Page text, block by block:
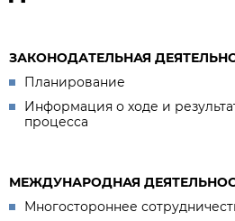
ЗАКОНОДАТЕЛЬНАЯ
Планирование
Информация о ходе и
процесса
МЕЖДУНАРОДНАЯ
Многостороннее